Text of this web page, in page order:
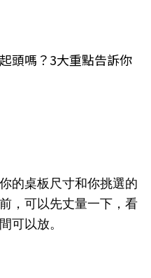
頭嗎？3大重點告訴你
的桌板尺寸和你挑選的
，可以先丈量一下，看
可以放。